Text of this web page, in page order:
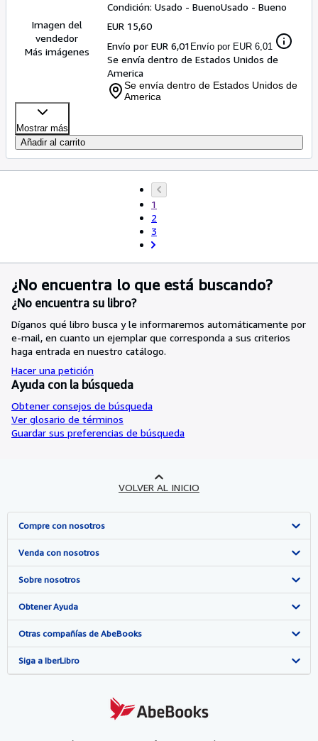
Imagen del
vendedor
Más imágenes
Condición: Usado - BuenoUsado - Bueno
EUR 15,60
Envío por EUR 6,01 Envío por EUR 6,01
Se envía dentro de Estados Unidos de
America
Se envía dentro de Estados Unidos de
America
Mostrar más
Añadir al carrito
1
2
3
¿No encuentra lo que está buscando?
¿No encuentra su libro?
Díganos qué libro busca y le informaremos automáticamente por
e-mail, en cuanto un ejemplar que corresponda a sus criterios
haga entrada en nuestro catálogo.
Hacer una petición
Ayuda con la búsqueda
Obtener consejos de búsqueda
Ver glosario de términos
Guardar sus preferencias de búsqueda
VOLVER AL INICIO
Compre con nosotros
Búsqueda avanzada
Colecciones
Mi cuenta
Mis pedidos
Ver carrito
Venda con nosotros
Comenzar a vender
Únase a nuestro programa de afiliados
Recomiende un vendedor
Sobre nosotros
Sobre IberLibro
Medios
Empleo
Preferencias de cookies
Obtener Ayuda
Preguntas frecuentes y guías
Atención al Cliente
Otras compañías de AbeBooks
AbeBooks.com
Siga a IberLibro